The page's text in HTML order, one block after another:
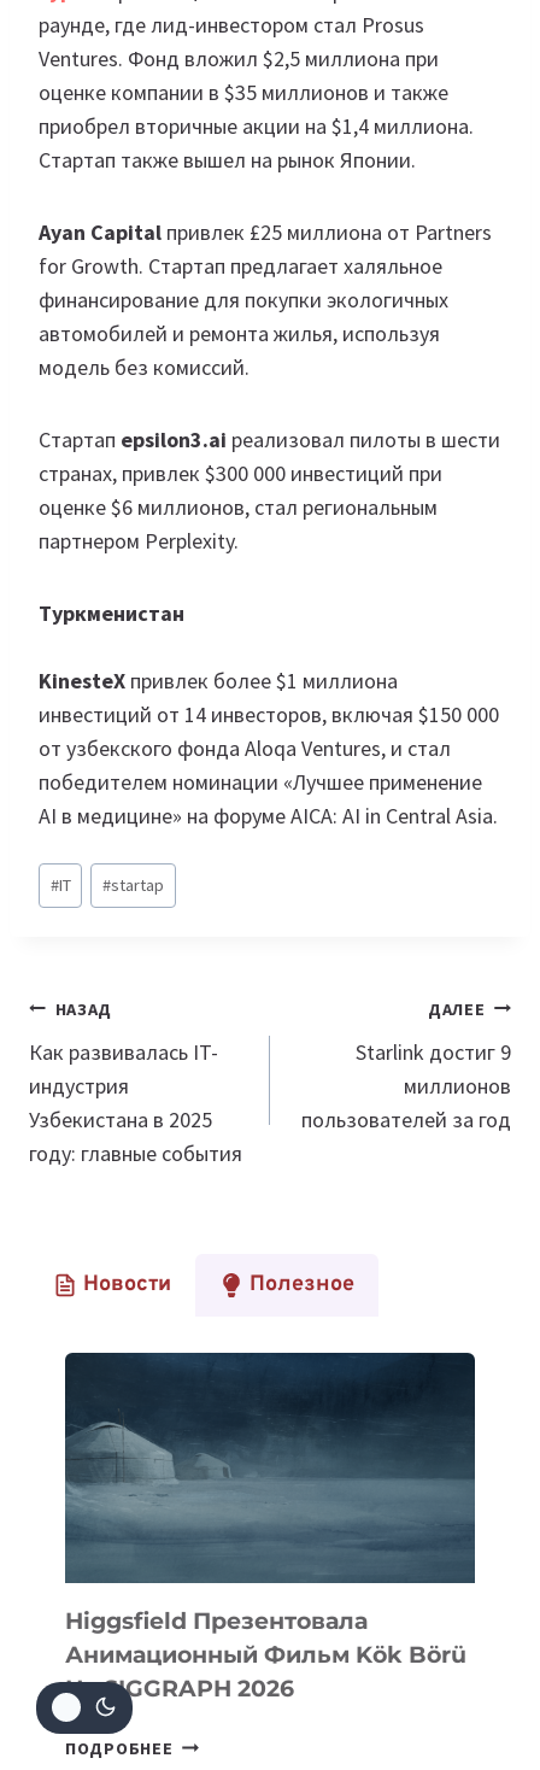
раунде, где лид-инвестором стал Prosus
Ventures. Фонд вложил $2,5 миллиона при
оценке компании в $35 миллионов и также
приобрел вторичные акции на $1,4 миллиона.
Стартап также вышел на рынок Японии.
Ayan Capital привлек £25 миллиона от Partners
for Growth. Стартап предлагает халяльное
финансирование для покупки экологичных
автомобилей и ремонта жилья, используя
модель без комиссий.
Стартап epsilon3.ai реализовал пилоты в шести
странах, привлек $300 000 инвестиций при
оценке $6 миллионов, стал региональным
партнером Perplexity.
Туркменистан
KinesteX привлек более $1 миллиона
инвестиций от 14 инвесторов, включая $150 000
от узбекского фонда Aloqa Ventures, и стал
победителем номинации «Лучшее применение
AI в медицине» на форуме AICA: AI in Central Asia.
Метки
записи:
#IT #startap
Навигация
по
записям
НАЗАД
Как развивалась IT-
индустрия
Узбекистана в 2025
году: главные события
ДАЛЕЕ
Starlink достиг 9
миллионов
пользователей за год
Новости Полезное
Higgsfield Презентовала
Анимационный Фильм Kök Börü
На SIGGRAPH 2026
ПОДРОБНЕЕ HIGGSFIELD